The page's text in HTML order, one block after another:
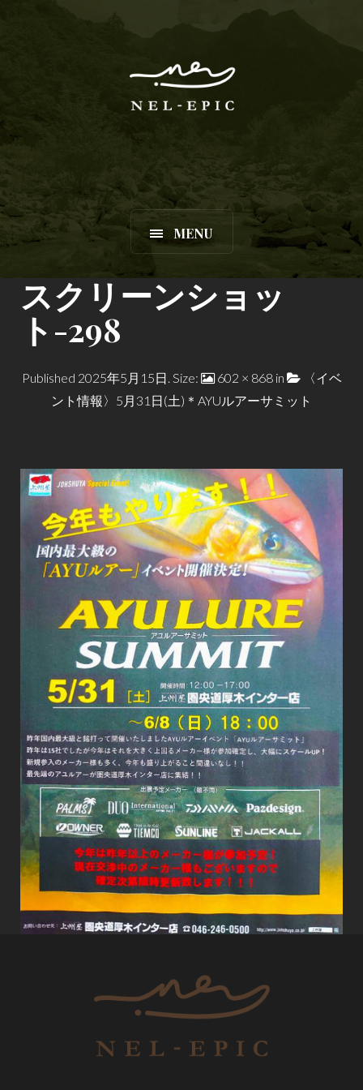
MENU
スクリーンショッ
ト-298
Published 2025年5月15日. Size: 602 × 868in
〈イベ
ント情報〉5月31日(土)＊AYUルアーサミット